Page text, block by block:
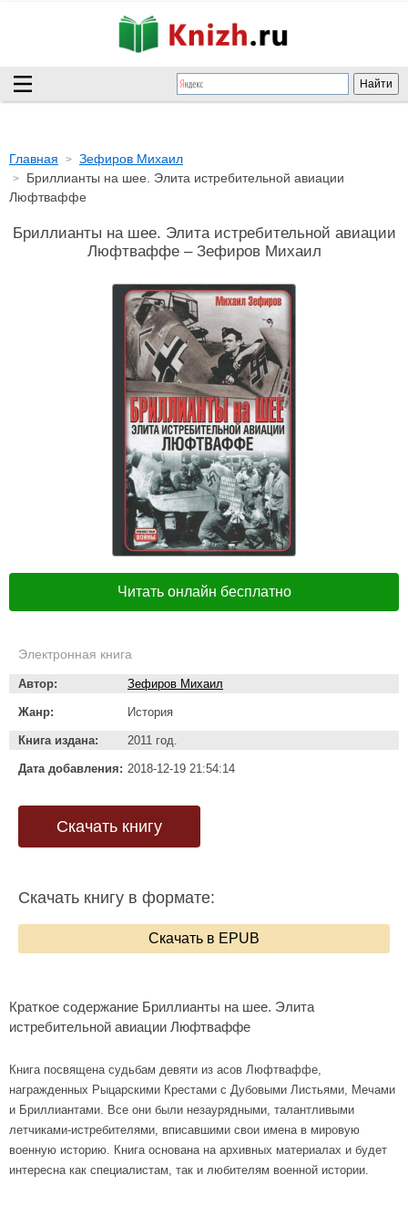
Главная
Зефиров Михаил
Бриллианты на шее. Элита истребительной авиации
Люфтваффе
Бриллианты на шее. Элита истребительной авиации
Люфтваффе – Зефиров Михаил
Читать онлайн бесплатно
Электронная книга
Автор: Зефиров Михаил
Жанр: История
Книга издана: 2011 год.
Дата добавления: 2018-12-19 21:54:14
Скачать книгу
Скачать книгу в формате:
Скачать в EPUB
Краткое содержание Бриллианты на шее. Элита
истребительной авиации Люфтваффе
Книга посвящена судьбам девяти из асов Люфтваффе,
награжденных Рыцарскими Крестами с Дубовыми Листьями, Мечами
и Бриллиантами. Все они были незаурядными, талантливыми
летчиками-истребителями, вписавшими свои имена в мировую
военную историю. Книга основана на архивных материалах и будет
интересна как специалистам, так и любителям военной истории.